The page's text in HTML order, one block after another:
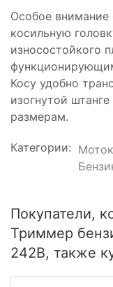
Особое внимание
косильную
износостойкого
Косу удобно
изогнутой
размерам.
Категории:
Покупатели,
Триммер
242B, также